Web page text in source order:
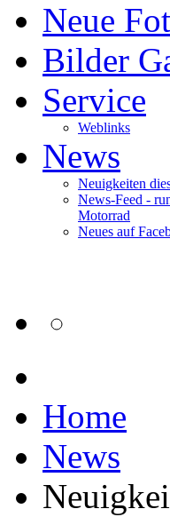
Neue
Bilder
Service
Weblinks
News
Neuigkeiten
News-Feed -
Motorrad
Neues auf
Home
News